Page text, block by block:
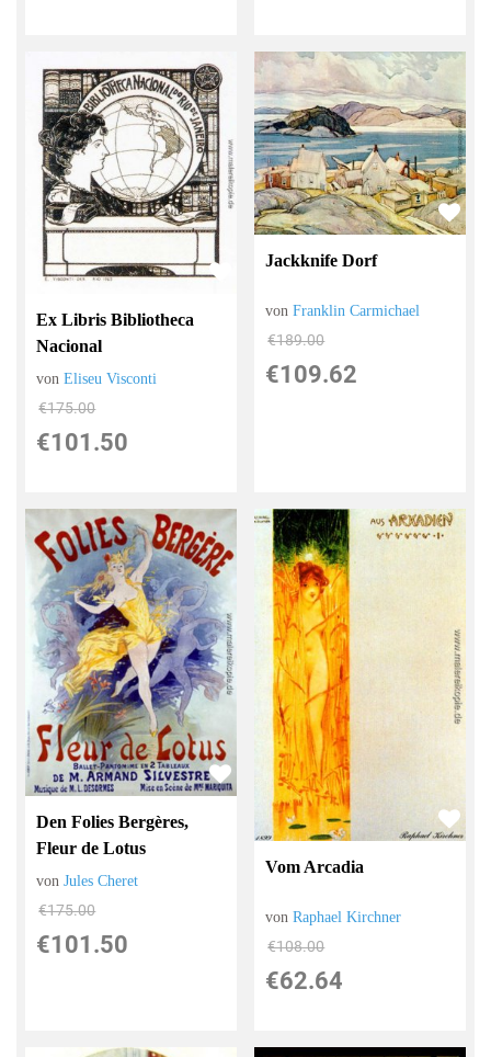
Ex Libris Bibliotheca
Nacional
vonEliseu Visconti
€175.00
€101.50
Jackknife Dorf
vonFranklin Carmichael
€189.00
€109.62
Den Folies Bergères,
Fleur de Lotus
vonJules Cheret
€175.00
€101.50
Vom Arcadia
vonRaphael Kirchner
€108.00
€62.64